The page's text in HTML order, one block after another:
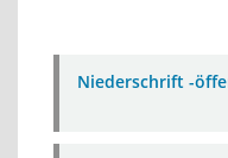
Niederschrift -